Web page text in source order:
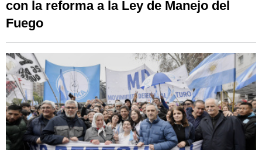
con la reforma a la Ley de Manejo del
Fuego